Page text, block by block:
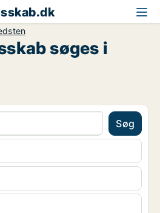
søges i
Søg